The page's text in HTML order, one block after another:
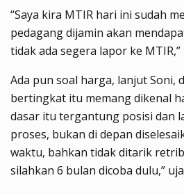
“Saya kira MTIR hari ini sudah
pedagang dijamin akan
tidak ada segera lapor ke
Ada pun soal harga, lanjut Soni,
bertingkat itu memang dikenal
dasar itu tergantung posisi dan
proses, bukan di depan
waktu, bahkan tidak ditarik
silahkan 6 bulan dicoba dulu,”